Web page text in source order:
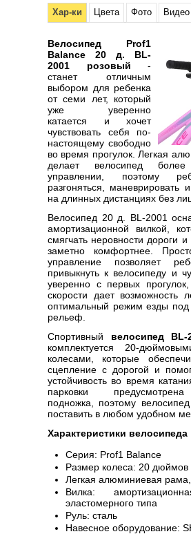
Хар-ки Цвета Фото Видео
Велосипед Prof1
Balance 20 д. BL-
2001 розовый -
станет отличным
выбором для ребенка
от семи лет, который
уже уверенно
катается и хочет
чувствовать себя по-
настоящему свободно
во время прогулок. Легкая
делает велосипед
управлении, поэтому
разгоняться, маневрировать
на длинных дистанциях без
Велосипед 20 д. BL-2001
амортизационной вилкой,
смягчать неровности дороги и
заметно комфортнее.
управление позволяет
привыкнуть к велосипеду и
уверенно с первых
скорости дает возможность
оптимальный режим езды
рельеф.
Спортивный велосипед
комплектуется 20-
колесами, которые
сцепление с дорогой и
устойчивость во время
парковки
подножка, поэтому
поставить в любом удобном
Характеристики велосипеда
Серия: Prof1 Balance
Размер колеса: 20 дюймов
Легкая алюминиевая
Вилка:
эластомерного типа
Руль: сталь
Навесное оборудование: